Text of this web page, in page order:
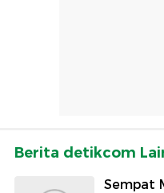
Berita detikcom
Sempat